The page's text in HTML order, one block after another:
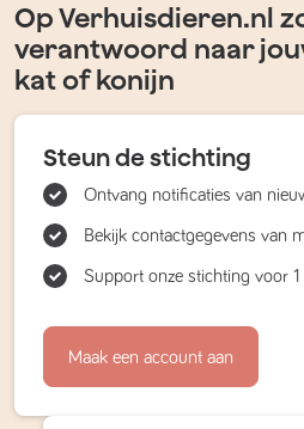
Op Verhuisdieren.nl
verantwoord naar
kat of konijn
Steun de stichting
Ontvang notificaties van
Bekijk contactgegevens van
Support onze stichting voor 1
Maak een account aan